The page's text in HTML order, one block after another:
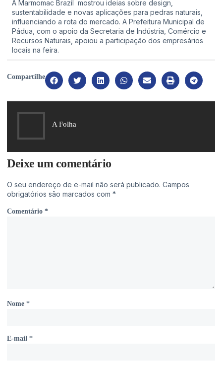
A Marmomac Brazil mostrou ideias sobre design,
sustentabilidade e novas aplicações para pedras naturais,
influenciando a rota do mercado. A Prefeitura Municipal de
Pádua, com o apoio da Secretaria de Indústria, Comércio e
Recursos Naturais, apoiou a participação dos empresários
locais na feira.
Compartilhe
A Folha
Deixe um comentário
O seu endereço de e-mail não será publicado. Campos
obrigatórios são marcados com *
Comentário *
Nome *
E-mail *